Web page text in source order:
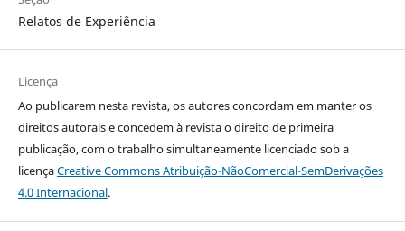
Relatos de Experiência
Licença
Ao publicarem nesta revista, os autores concordam em manter os
direitos autorais e concedem à revista o direito de primeira
publicação, com o trabalho simultaneamente licenciado sob a
licençaCreative Commons Atribuição-NãoComercial-SemDerivações
4.0 Internacional.